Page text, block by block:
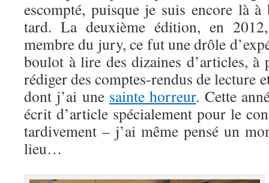
escompté, puisque je suis encore là
tard. La deuxième édition, en
membre du jury, ce fut une drôle
boulot à lire des dizaines d’articles, à
rédiger des comptes-rendus de lecture
dont j’ai une sainte horreur. Cette
écrit d’article spécialement pour le
tardivement – j’ai même pensé un
lieu…